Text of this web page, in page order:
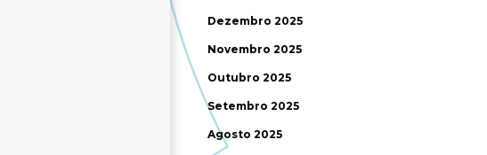
Dezembro 2025
Novembro 2025
Outubro 2025
Setembro 2025
Agosto 2025